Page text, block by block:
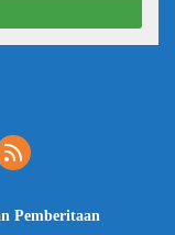
Pemberitaan